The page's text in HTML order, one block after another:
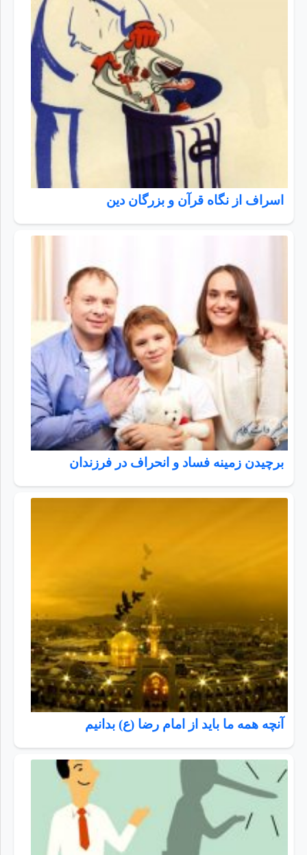
اسراف از نگاه قرآن و بزرگان دین
برچیدن زمینه فساد و انحراف در فرزندان
آنچه همه ما باید از امام رضا (ع) بدانیم